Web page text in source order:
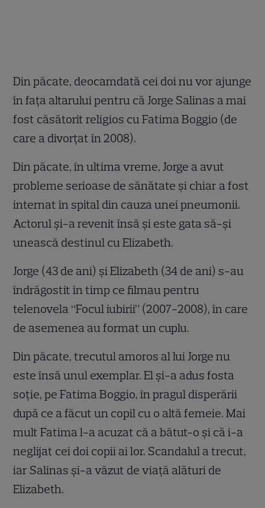
Din păcate, deocamdată cei doi nu vor ajunge
în faţa altarului pentru că Jorge Salinas a mai
fost căsătorit religios cu Fatima Boggio (de
care a divorţat în 2008).
Din păcate, în ultima vreme, Jorge a avut
probleme serioase de sănătate şi chiar a fost
internat în spital din cauza unei pneumonii.
Actorul şi-a revenit însă şi este gata să-şi
unească destinul cu Elizabeth.
Jorge (43 de ani) şi Elizabeth (34 de ani) s-au
îndrăgostit în timp ce filmau pentru
telenovela “Focul iubirii” (2007-2008), în care
de asemenea au format un cuplu.
Din păcate, trecutul amoros al lui Jorge nu
este însă unul exemplar. El şi-a adus fosta
soţie, pe Fatima Boggio, în pragul disperării
după ce a făcut un copil cu o altă femeie. Mai
mult Fatima l-a acuzat că a bătut-o şi că i-a
neglijat cei doi copii ai lor. Scandalul a trecut,
iar Salinas şi-a văzut de viaţă alături de
Elizabeth.